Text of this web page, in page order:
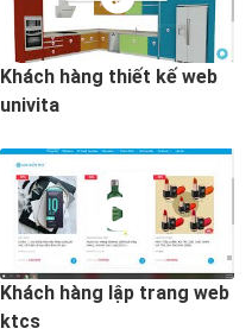
Khách hàng thiết kế web
univita
Khách hàng lập trang web
ktcs